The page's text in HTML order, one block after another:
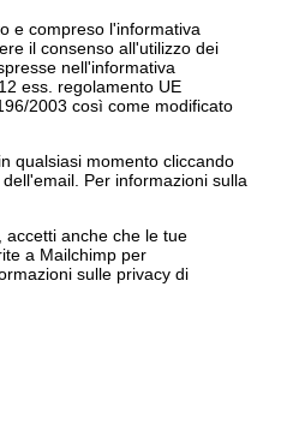
e compreso l'informativa
il consenso all'utilizzo dei
nell'informativa
ess. regolamento UE
2003 così come modificato
qualsiasi momento cliccando
Per informazioni sulla
accetti anche che le tue
a Mailchimp per
sulle privacy di